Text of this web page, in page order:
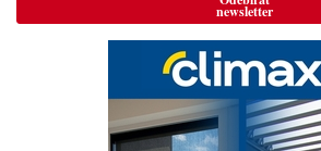
newsletter